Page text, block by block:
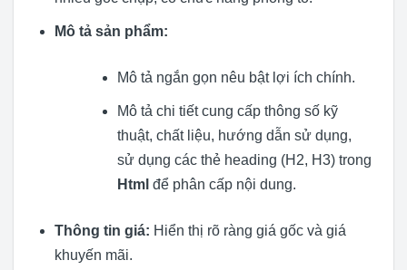
Mô tả sản phẩm:
Mô tả ngắn gọn nêu bật lợi ích chính.
Mô tả chi tiết cung cấp thông số kỹ
thuật, chất liệu, hướng dẫn sử dụng,
sử dụng các thẻ heading (H2, H3) trong
Html để phân cấp nội dung.
Thông tin giá: Hiển thị rõ ràng giá gốc và giá
khuyến mãi.